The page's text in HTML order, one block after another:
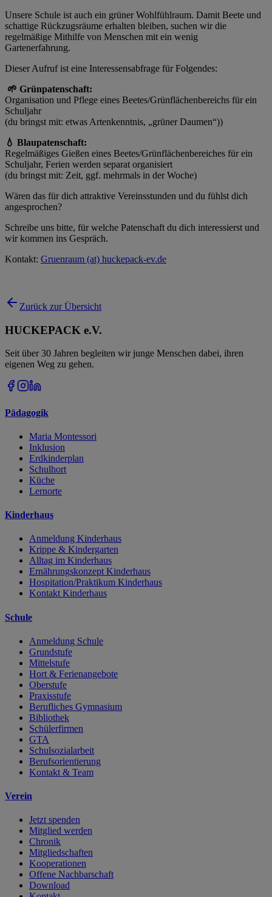
Unsere Schule ist auch ein grüner Wohlfühlraum. Damit Beete und
schattige Rückzugsräume erhalten bleiben, suchen wir die
regelmäßige Mithilfe von Menschen mit ein wenig
Gartenerfahrung.
Dieser Aufruf ist eine Interessensabfrage für Folgendes:
🌱 Grünpatenschaft:
Organisation und Pflege eines Beetes/Grünflächenbereichs für ein
Schuljahr
(du bringst mit: etwas Artenkenntnis, „grüner Daumen“))
💧 Blaupatenschaft:
Regelmäßiges Gießen eines Beetes/Grünflächenbereiches für ein
Schuljahr, Ferien werden separat organisiert
(du bringst mit: Zeit, ggf. mehrmals in der Woche)
Wären das für dich attraktive Vereinsstunden und du fühlst dich
angesprochen?
Schreibe uns bitte, für welche Patenschaft du dich interessierst und
wir kommen ins Gespräch.
Kontakt: Gruenraum (at) huckepack-ev.de
Zurück zur Übersicht
HUCKEPACK e.V.
Seit über 30 Jahren begleiten wir junge Menschen dabei, ihren
eigenen Weg zu gehen.
Pädagogik
Maria Montessori
Inklusion
Erdkinderplan
Schulhort
Küche
Lernorte
Kinderhaus
Anmeldung Kinderhaus
Krippe & Kindergarten
Alltag im Kinderhaus
Ernährungskonzept Kinderhaus
Hospitation/Praktikum Kinderhaus
Kontakt Kinderhaus
Schule
Anmeldung Schule
Grundstufe
Mittelstufe
Hort & Ferienangebote
Oberstufe
Praxisstufe
Berufliches Gymnasium
Bibliothek
Schülerfirmen
GTA
Schulsozialarbeit
Berufsorientierung
Kontakt & Team
Verein
Jetzt spenden
Mitglied werden
Chronik
Mitgliedschaften
Kooperationen
Offene Nachbarschaft
Download